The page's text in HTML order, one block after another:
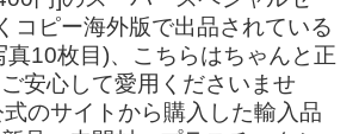
コピー海外版で出品されている
真10枚目)、こちらはちゃんと正
安心して愛用くださいませ
のサイトから購入した輸入品